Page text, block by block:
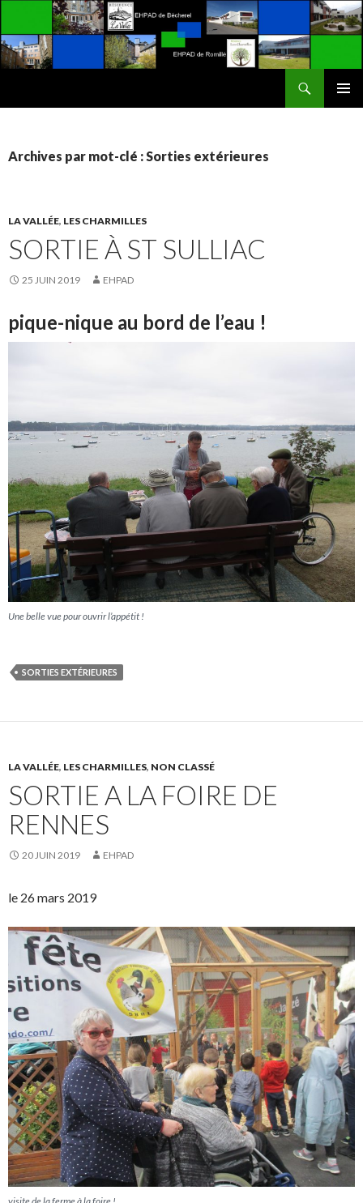
Archives par mot-clé : Sorties extérieures
LA VALLÉE, LES CHARMILLES
SORTIE À ST SULLIAC
25 JUIN 2019 EHPAD
pique-nique au bord de l’eau !
Une belle vue pour ouvrir l’appétit !
SORTIES EXTÉRIEURES
LA VALLÉE, LES CHARMILLES, NON CLASSÉ
SORTIE A LA FOIRE DE
RENNES
20 JUIN 2019 EHPAD
le 26 mars 2019